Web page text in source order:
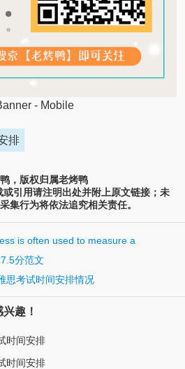
排
，版权归属老烤鸭
或引用请注明出处并附上原文链接；未
集行为将依法追究相关责任。
is often used to measure a
分范文
思考试时间安排情况
趣！
时间安排
时间安排